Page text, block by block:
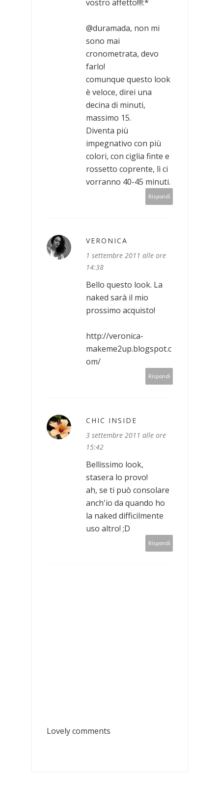
vostro affetto!!!!:*
@duramada, non mi
sono mai
cronometrata, devo
farlo!
comunque questo look
è veloce, direi una
decina di minuti,
massimo 15.
Diventa più
impegnativo con più
colori, con ciglia finte e
rossetto coprente, lì ci
vorranno 40-45 minuti.
Rispondi
VERONICA
1 settembre 2011 alle ore
14:38
Bello questo look. La
naked sarà il mio
prossimo acquisto!
http://veronica-
makeme2up.blogspot.c
om/
Rispondi
CHIC INSIDE
3 settembre 2011 alle ore
15:42
Bellissimo look,
stasera lo provo!
ah, se ti può consolare
anch'io da quando ho
la naked difficilmente
uso altro! ;D
Rispondi
Lovely comments